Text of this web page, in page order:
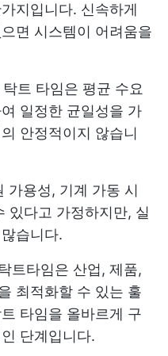
지입니다. 신속하게
면 시스템이 어려움을
탁트 타임은 평균 수요
일정한 균일성을 가
안정적이지 않습니
가용성, 기계 가동 시
있다고 가정하지만, 실
습니다.
트타임은 산업, 제품,
최적화할 수 있는 훌
타임을 올바르게 구
단계입니다.